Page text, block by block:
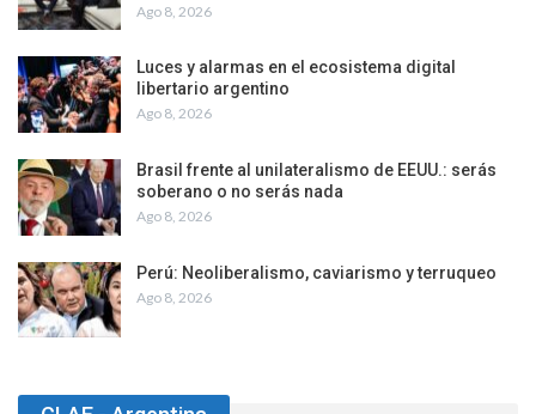
Ago 8, 2026
Luces y alarmas en el ecosistema digital
libertario argentino
Ago 8, 2026
Brasil frente al unilateralismo de EEUU.: serás
soberano o no serás nada
Ago 8, 2026
Perú: Neoliberalismo, caviarismo y terruqueo
Ago 8, 2026